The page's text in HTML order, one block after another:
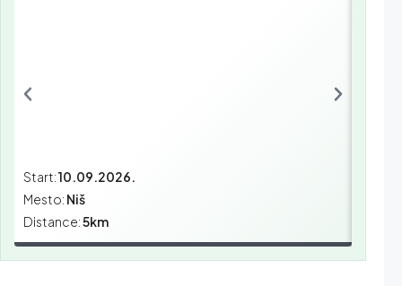
Start:10.09.2026.
Mesto: Niš
Distance:5km